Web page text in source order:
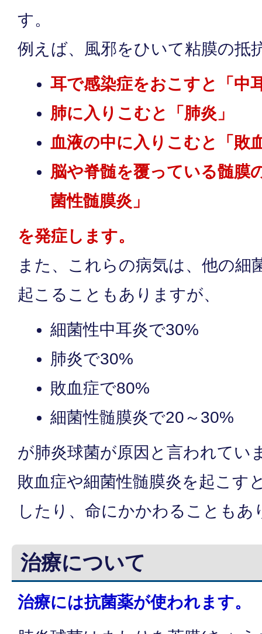
す。
例えば、風邪をひいて粘膜の抵
耳で感染症をおこすと「中
肺に入りこむと「肺炎」
血液の中に入りこむと「敗
脳や脊髄を覆っている髄膜
菌性髄膜炎」
を発症します。
また、これらの病気は、他の細
起こることもありますが、
細菌性中耳炎で30%
肺炎で30%
敗血症で80%
細菌性髄膜炎で20～30%
が肺炎球菌が原因と言われてい
敗血症や細菌性髄膜炎を起こす
したり、命にかかわることもあ
治療について
治療には抗菌薬が使われます。